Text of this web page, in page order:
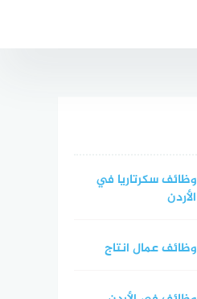
وظائف سكرتاريا في
الأردن
وظائف عمال انتاج